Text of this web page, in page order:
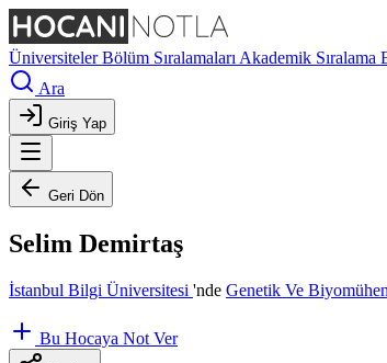
ÜniversitelerBölüm Sıralamaları Akademik Sıralama
Ara
Giriş Yap
Geri Dön
Selim Demirtaş
İstanbul Bilgi Üniversitesi 'nde Genetik Ve
Bu Hocaya Not Ver